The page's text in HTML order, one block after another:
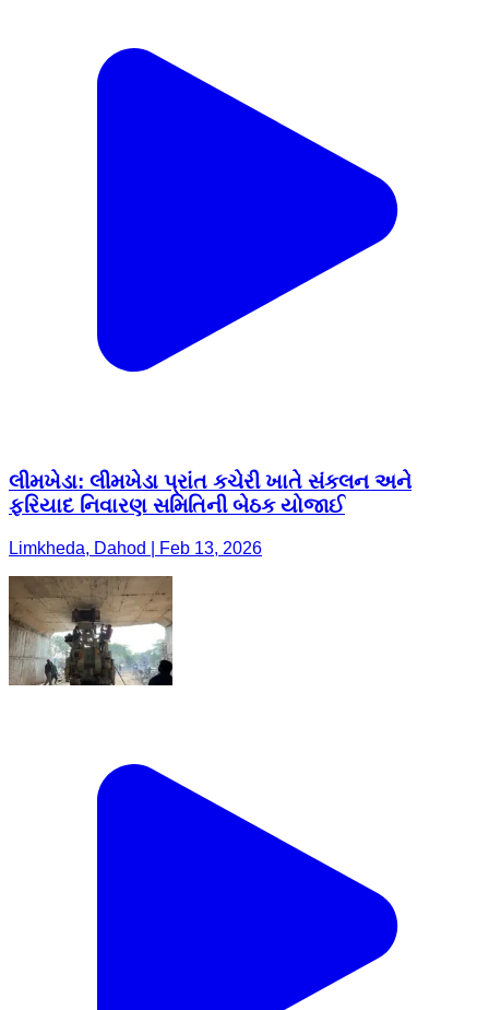
લીમખેડા: લીમખેડા પ્રાંત કચેરી ખાતે સંકલન અને
ફરિયાદ નિવારણ સમિતિની બેઠક યોજાઈ
Limkheda, Dahod | Feb 13, 2026